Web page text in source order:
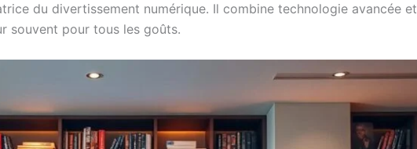
du divertissement numérique. Il combine technologie avancée et
souvent pour tous les goûts.